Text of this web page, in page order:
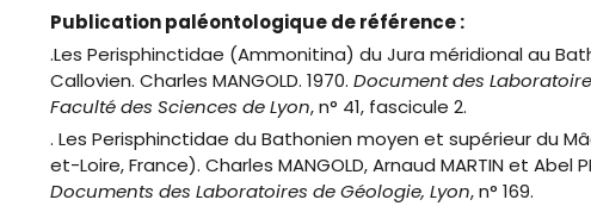
Publication paléontologique de référence :
.Les Perisphinctidae (Ammonitina) du Jura méridional au
Callovien. Charles MANGOLD. 1970. Document des
Faculté des Sciences de Lyon, n° 41, fascicule 2.
. Les Perisphinctidae du Bathonien moyen et supérieur du
et-Loire, France). Charles MANGOLD, Arnaud MARTIN et Abel
Documents des Laboratoires de Géologie, Lyon, n° 169.